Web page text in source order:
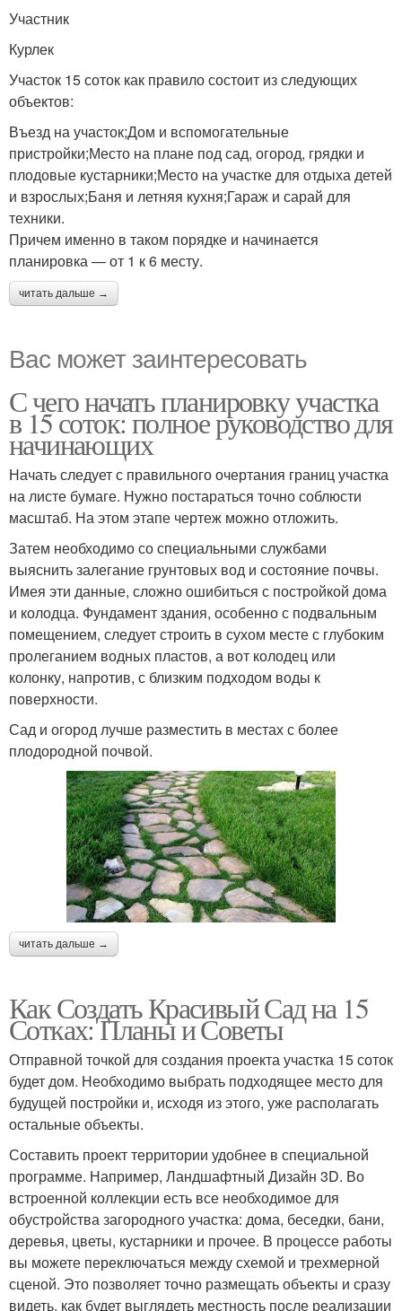
Участник
Курлек
Участок 15 соток как правило состоит из следующих
объектов:
Въезд на участок;Дом и вспомогательные
пристройки;Место на плане под сад, огород, грядки и
плодовые кустарники;Место на участке для отдыха детей
и взрослых;Баня и летняя кухня;Гараж и сарай для
техники.
Причем именно в таком порядке и начинается
планировка — от 1 к 6 месту.
читать дальше →
Вас может заинтересовать
С чего начать планировку участка
в 15 соток: полное руководство для
начинающих
Начать следует с правильного очертания границ участка
на листе бумаге. Нужно постараться точно соблюсти
масштаб. На этом этапе чертеж можно отложить.
Затем необходимо со специальными службами
выяснить залегание грунтовых вод и состояние почвы.
Имея эти данные, сложно ошибиться с постройкой дома
и колодца. Фундамент здания, особенно с подвальным
помещением, следует строить в сухом месте с глубоким
пролеганием водных пластов, а вот колодец или
колонку, напротив, с близким подходом воды к
поверхности.
Сад и огород лучше разместить в местах с более
плодородной почвой.
читать дальше →
Как Создать Красивый Сад на 15
Сотках: Планы и Советы
Отправной точкой для создания проекта участка 15 соток
будет дом. Необходимо выбрать подходящее место для
будущей постройки и, исходя из этого, уже располагать
остальные объекты.
Составить проект территории удобнее в специальной
программе. Например, Ландшафтный Дизайн 3D. Во
встроенной коллекции есть все необходимое для
обустройства загородного участка: дома, беседки, бани,
деревья, цветы, кустарники и прочее. В процессе работы
вы можете переключаться между схемой и трехмерной
сценой. Это позволяет точно размещать объекты и сразу
видеть, как будет выглядеть местность после реализации